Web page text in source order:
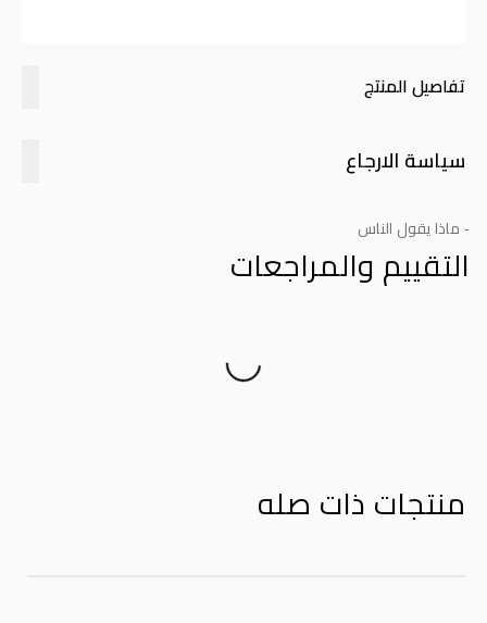
تفاصيل المنتج
سياسة الارجاع
- ماذا يقول الناس
التقييم والمراجعات
منتجات ذات صله